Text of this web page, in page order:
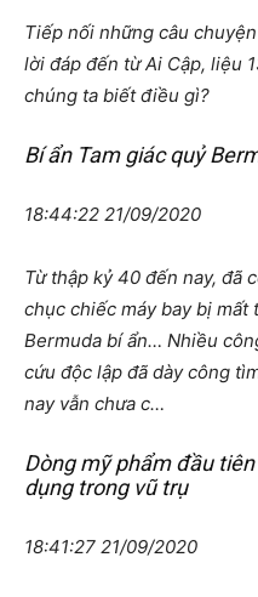
Tiếp nối những câu
lời đáp đến từ Ai Cập, liệu
chúng ta biết điều gì?
Bí ẩn Tam giác quỷ
18:44:22 21/09/2020
Từ thập kỷ 40 đến nay, đã
chục chiếc máy bay bị
Bermuda bí ẩn… Nhiều
cứu độc lập đã dày công
nay vẫn chưa c…
Dòng mỹ phẩm đầu
dụng trong vũ trụ
18:41:27 21/09/2020